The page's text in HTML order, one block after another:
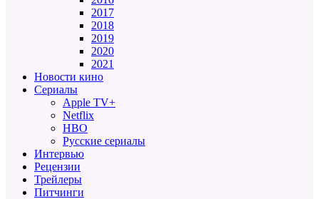
2017
2018
2019
2020
2021
Новости кино
Сериалы
Apple TV+
Netflix
HBO
Русские сериалы
Интервью
Рецензии
Трейлеры
Питчинги